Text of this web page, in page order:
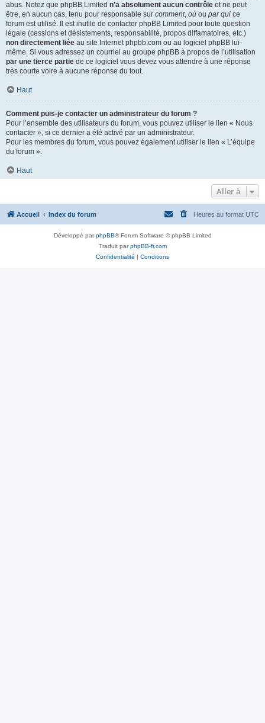
abus. Notez que phpBB Limited n’a absolument aucun contrôle et ne peut
être, en aucun cas, tenu pour responsable sur comment, où ou par qui ce
forum est utilisé. Il est inutile de contacter phpBB Limited pour toute question
légale (cessions et désistements, responsabilité, propos diffamatoires, etc.)
non directement liée au site Internet phpbb.com ou au logiciel phpBB lui-
même. Si vous adressez un courriel au groupe phpBB à propos de l’utilisation
par une tierce partie de ce logiciel vous devez vous attendre à une réponse
très courte voire à aucune réponse du tout.
Haut
Comment puis-je contacter un administrateur du forum ?
Pour l’ensemble des utilisateurs du forum, vous pouvez utiliser le lien « Nous
contacter », si ce dernier a été activé par un administrateur.
Pour les membres du forum, vous pouvez également utiliser le lien « L’équipe
du forum ».
Haut
Aller à
Accueil Index du forum Heures au format UTC
Développé parphpBB® Forum Software © phpBB Limited
Traduit parphpBB-fr.com
Confidentialité | Conditions